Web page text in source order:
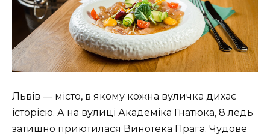
Львів — місто, в якому кожна вуличка дихає
історією. А на вулиці Академіка Гнатюка, 8 ледь
затишно приютилася Винотека Прага. Чудове